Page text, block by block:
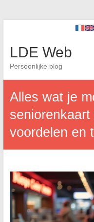
LDE Web
Persoonlijke blog
Alles wat je
voordelen en